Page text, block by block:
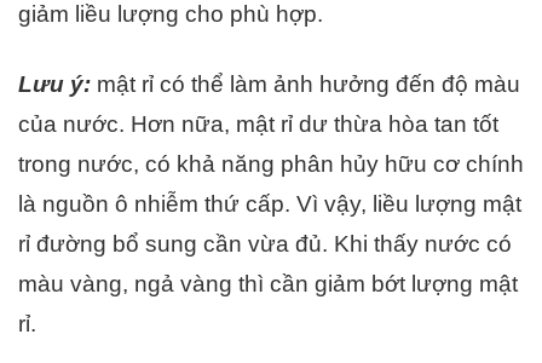
giảm liều lượng cho phù hợp.
Lưu ý: mật rỉ có thể làm ảnh hưởng đến độ màu
của nước. Hơn nữa, mật rỉ dư thừa hòa tan tốt
trong nước, có khả năng phân hủy hữu cơ chính
là nguồn ô nhiễm thứ cấp. Vì vậy, liều lượng mật
rỉ đường bổ sung cần vừa đủ. Khi thấy nước có
màu vàng, ngả vàng thì cần giảm bớt lượng mật
rỉ.